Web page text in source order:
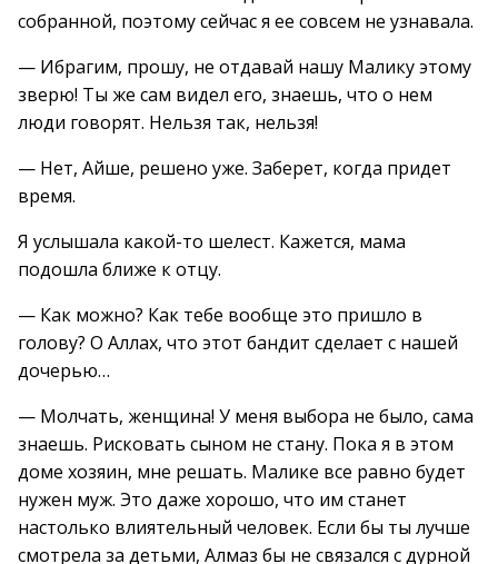
собранной, поэтому сейчас я ее совсем не узнавала.
— Ибрагим, прошу, не отдавай нашу Малику этому
зверю! Ты же сам видел его, знаешь, что о нем
люди говорят. Нельзя так, нельзя!
— Нет, Айше, решено уже. Заберет, когда придет
время.
Я услышала какой-то шелест. Кажется, мама
подошла ближе к отцу.
— Как можно? Как тебе вообще это пришло в
голову? О Аллах, что этот бандит сделает с нашей
дочерью…
— Молчать, женщина! У меня выбора не было, сама
знаешь. Рисковать сыном не стану. Пока я в этом
доме хозяин, мне решать. Малике все равно будет
нужен муж. Это даже хорошо, что им станет
настолько влиятельный человек. Если бы ты лучше
смотрела за детьми, Алмаз бы не связался с дурной